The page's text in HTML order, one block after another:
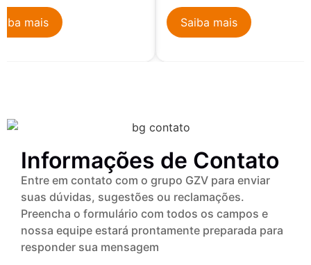
mais
excelente desempenho
tarefas diárias
Saiba mais
Informações de Contato
Entre em contato com o grupo GZV para enviar
suas dúvidas, sugestões ou reclamações.
Preencha o formulário com todos os campos e
nossa equipe estará prontamente preparada para
responder sua mensagem